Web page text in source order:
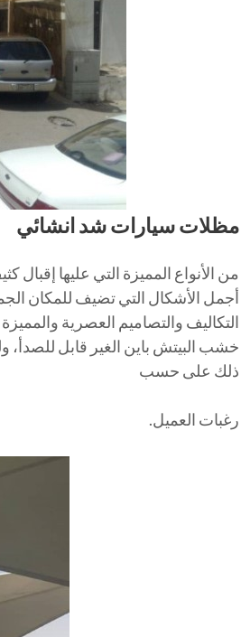
مظلات سيارات شد انشائي
من الأنواع المميزة التي عليها
أجمل الأشكال التي تضيف للمكان
التكاليف والتصاميم العصرية
خشب البيتش باين الغير قابل للصدأ،
ذلك على حسب
رغبات العميل.